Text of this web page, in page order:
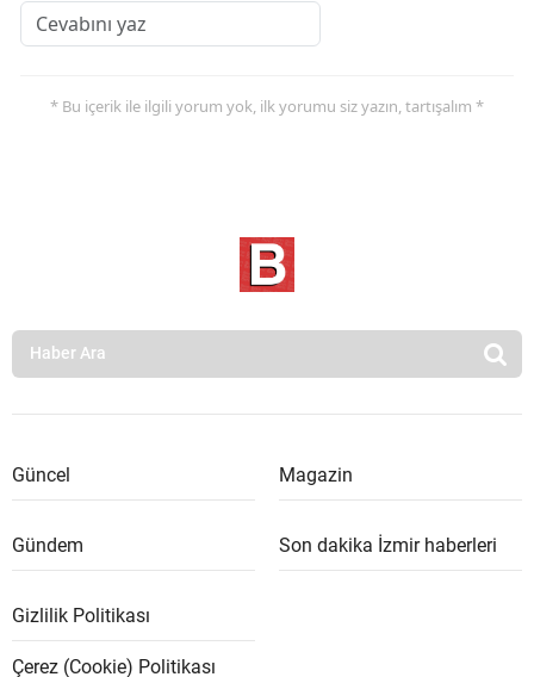
* Bu içerik ile ilgili yorum yok, ilk yorumu siz yazın, tartışalım *
Güncel Magazin
Gündem Son dakika İzmir haberleri
Gizlilik Politikası
Çerez (Cookie) Politikası